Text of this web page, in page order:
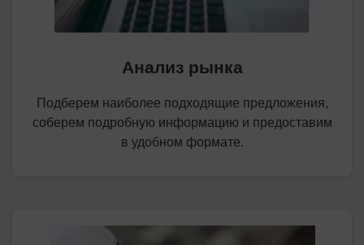
Анализ рынка
Подберем наиболее подходящие предложения,
соберем подробную информацию и предоставим
в удобном формате.